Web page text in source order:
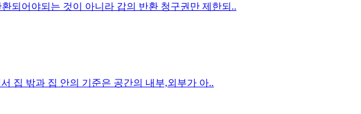
되어야되는 것이 아니라 갑의 반환 청구권만 제한되..
집 밖과 집 안의 기준은 공간의 내부,외부가 아..